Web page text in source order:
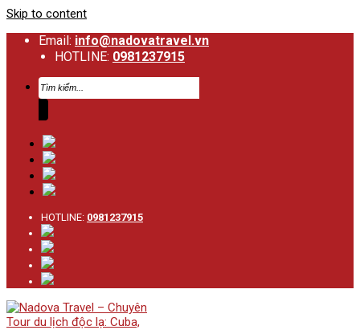
Skip to content
Email: info@nadovatravel.vn
HOTLINE: 0981237915
HOTLINE: 0981237915